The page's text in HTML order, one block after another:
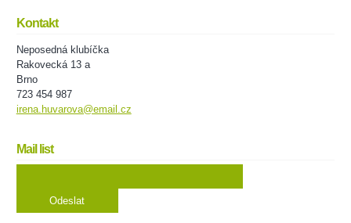
Kontakt
Neposedná klubíčka
Rakovecká 13 a
Brno
723 454 987
irena.huvarova@email.cz
Mail list